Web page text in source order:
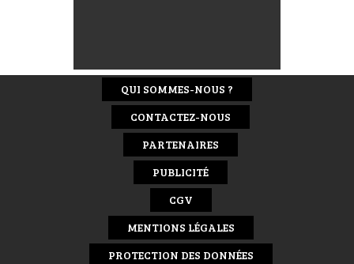
QUI SOMMES-NOUS ?
CONTACTEZ-NOUS
PARTENAIRES
PUBLICITÉ
CGV
MENTIONS LÉGALES
PROTECTION DES DONNÉES